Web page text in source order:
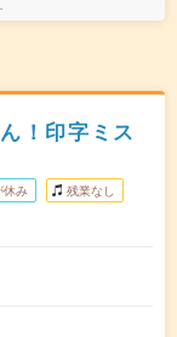
！印字ミス
休み 残業なし